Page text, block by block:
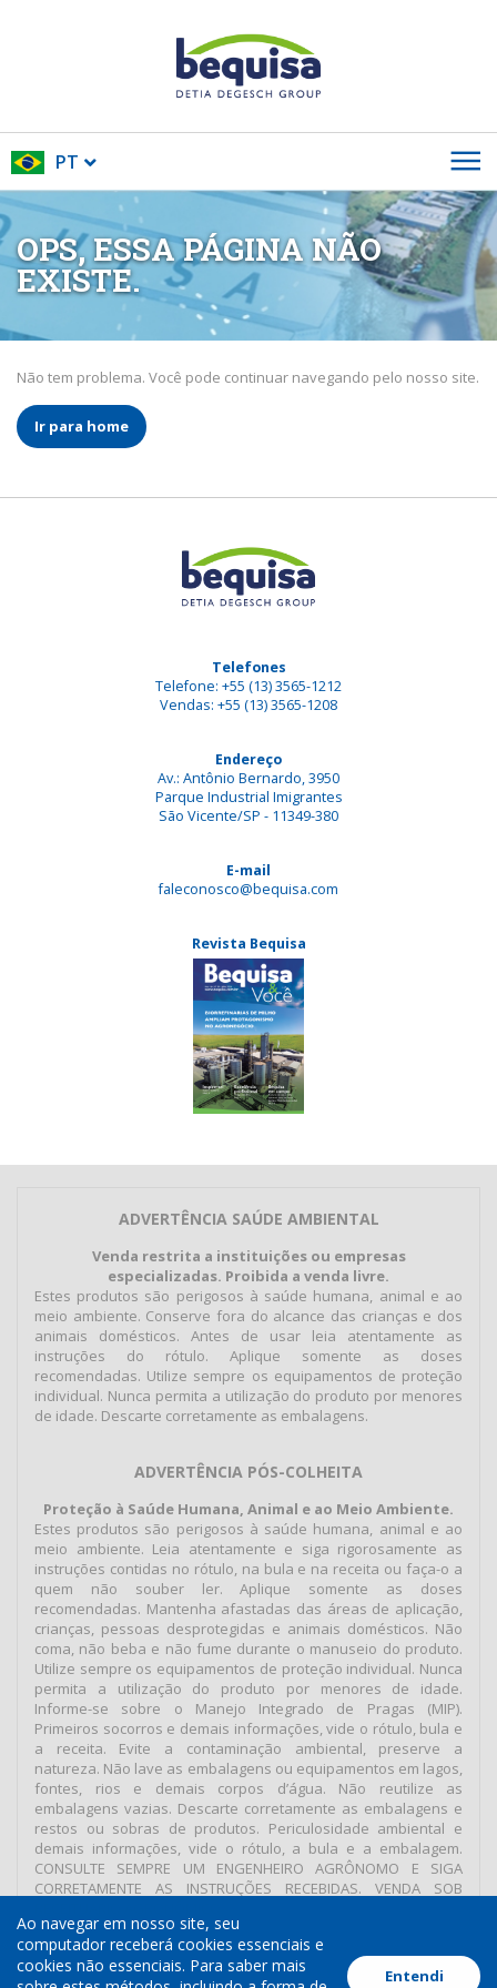
PT
OPS, ESSA PÁGINA NÃO
EXISTE.
Não tem problema. Você pode continuar navegando pelo nosso site.
Ir para home
Telefones
Telefone: +55 (13) 3565-1212
Vendas: +55 (13) 3565-1208
Endereço
Av.: Antônio Bernardo, 3950
Parque Industrial Imigrantes
São Vicente/SP - 11349-380
E-mail
faleconosco@bequisa.com
Revista Bequisa
ADVERTÊNCIA SAÚDE AMBIENTAL
Venda restrita a instituições ou empresas
especializadas. Proibida a venda livre.
Estes produtos são perigosos à saúde humana, animal e ao
meio ambiente. Conserve fora do alcance das crianças e dos
animais domésticos. Antes de usar leia atentamente as
instruções do rótulo. Aplique somente as doses
recomendadas. Utilize sempre os equipamentos de proteção
individual. Nunca permita a utilização do produto por menores
de idade. Descarte corretamente as embalagens.
ADVERTÊNCIA PÓS-COLHEITA
Proteção à Saúde Humana, Animal e ao Meio Ambiente.
Estes produtos são perigosos à saúde humana, animal e ao
meio ambiente. Leia atentamente e siga rigorosamente as
instruções contidas no rótulo, na bula e na receita ou faça-o a
quem não souber ler. Aplique somente as doses
recomendadas. Mantenha afastadas das áreas de aplicação,
crianças, pessoas desprotegidas e animais domésticos. Não
coma, não beba e não fume durante o manuseio do produto.
Utilize sempre os equipamentos de proteção individual. Nunca
permita a utilização do produto por menores de idade.
Informe-se sobre o Manejo Integrado de Pragas (MIP).
Primeiros socorros e demais informações, vide o rótulo, bula e
a receita. Evite a contaminação ambiental, preserve a
natureza. Não lave as embalagens ou equipamentos em lagos,
fontes, rios e demais corpos d’água. Não reutilize as
embalagens vazias. Descarte corretamente as embalagens e
restos ou sobras de produtos. Periculosidade ambiental e
demais informações, vide o rótulo, a bula e a embalagem.
CONSULTE SEMPRE UM ENGENHEIRO AGRÔNOMO E SIGA
CORRETAMENTE AS INSTRUÇÕES RECEBIDAS. VENDA SOB
Termos de Uso Política de Cookies Política de Privacidade
Ao navegar em nosso site, seu
computador receberá cookies essenciais e
cookies não essenciais. Para saber mais
Entendi